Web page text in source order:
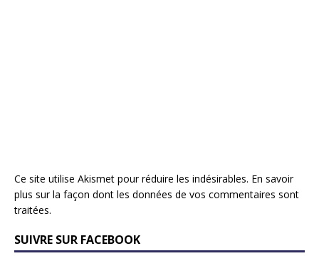
Ce site utilise Akismet pour réduire les indésirables. En savoir
plus sur la façon dont les données de vos commentaires sont
traitées.
SUIVRE SUR FACEBOOK